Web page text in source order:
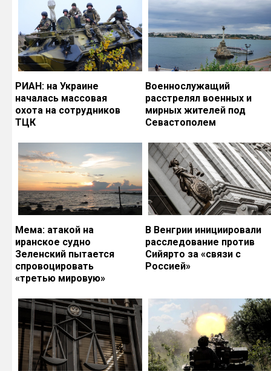
РИАН: на Украине
началась массовая
охота на сотрудников
ТЦК
Военнослужащий
расстрелял военных и
мирных жителей под
Севастополем
Мема: атакой на
иранское судно
Зеленский пытается
спровоцировать
«третью мировую»
В Венгрии инициировали
расследование против
Сийярто за «связи с
Россией»